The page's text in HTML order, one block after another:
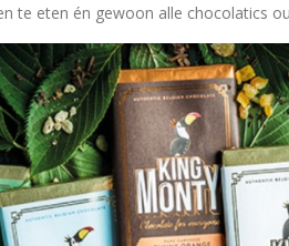
te eten én gewoon alle chocolatics